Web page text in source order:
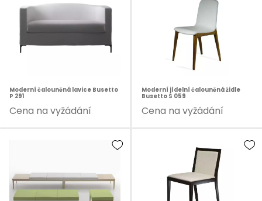
Moderní čalouněná lavice Busetto
P 291
Cena na vyžádání
Moderní jídelní čalouněná židle
Busetto S 059
Cena na vyžádání